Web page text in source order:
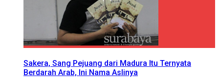
Sakera, Sang Pejuang dari Madura Itu Ternyata
Berdarah Arab, Ini Nama Aslinya